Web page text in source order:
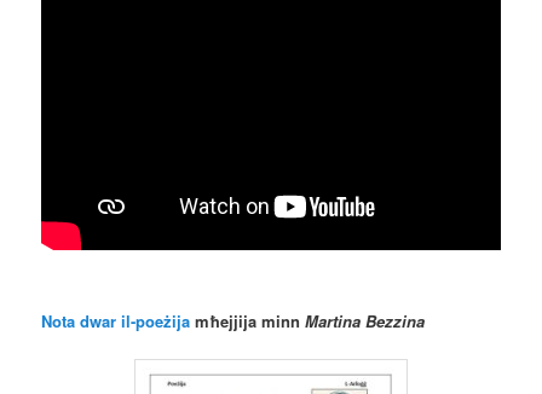
Nota dwar il-poeżija mħejjija minnMartina Bezzina